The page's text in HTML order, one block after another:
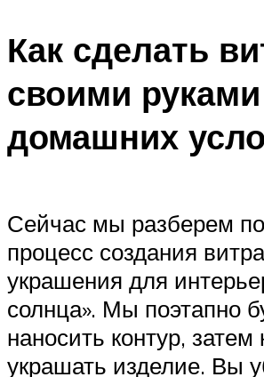
Как сделать
своими
домашних
Сейчас мы разберем
процесс создания
украшения для
солнца». Мы поэтапно
наносить контур, затем
украшать изделие. Вы